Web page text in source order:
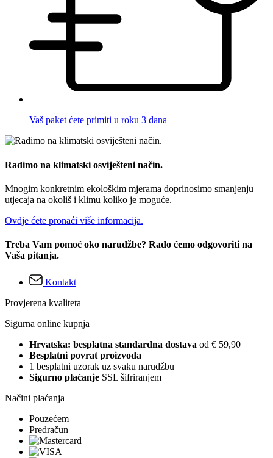
Vaš paket ćete primiti u roku 3 dana
Radimo na klimatski osviješteni način.
Mnogim konkretnim ekološkim mjerama doprinosimo smanjenju
utjecaja na okoliš i klimu koliko je moguće.
Ovdje ćete pronaći više informacija.
Treba Vam pomoć oko narudžbe? Rado ćemo odgovoriti na
Vaša pitanja.
Kontakt
Provjerena kvaliteta
Sigurna online kupnja
Hrvatska: besplatna standardna dostava od € 59,90
Besplatni povrat proizvoda
1 besplatni uzorak uz svaku narudžbu
Sigurno plaćanje SSL šifriranjem
Načini plaćanja
Pouzećem
Predračun